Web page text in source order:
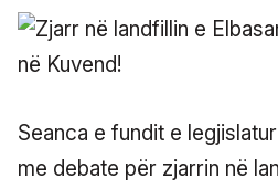
Seanca e fundit e
me debate për zjarrin në